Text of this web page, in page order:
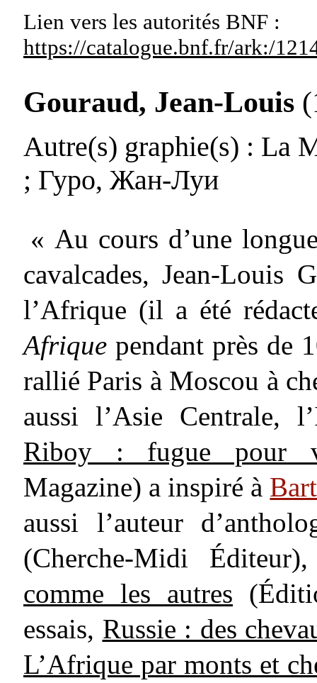
Lien vers les autorités BNF :
https://catalogue.bnf.fr/ark:/
Gouraud, Jean-Louis
Autre(s) graphie(s) : La
; Гуро, Жан-Луи
« Au cours d’une
cavalcades, Jean-Louis
l’Afrique (il a été
Afrique pendant près de
rallié Paris à Moscou à
aussi l’Asie Centrale,
Riboy : fugue pour
Magazine) a inspiré à
aussi l’auteur
(Cherche-Midi
comme les autres
essais, Russie : des
L’Afrique par monts et